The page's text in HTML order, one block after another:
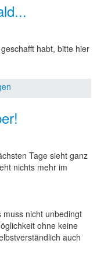
habt, bitte hier
Tage sieht ganz
nichts mehr im
muss nicht unbedingt
ohne keine
auch